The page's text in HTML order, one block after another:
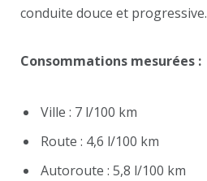
conduite douce et progressive.
Consommations mesurées :
Ville : 7 l/100 km
Route : 4,6 l/100 km
Autoroute : 5,8 l/100 km